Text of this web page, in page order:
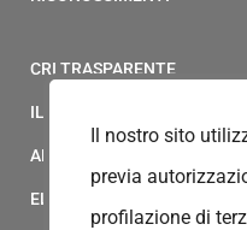
CRI TRASPARENTE
IL MODELLO 231 DELLA
ALBO FORNITORI
ELENCO AVVOCATI
Il nostro sito
previa
profilazione di